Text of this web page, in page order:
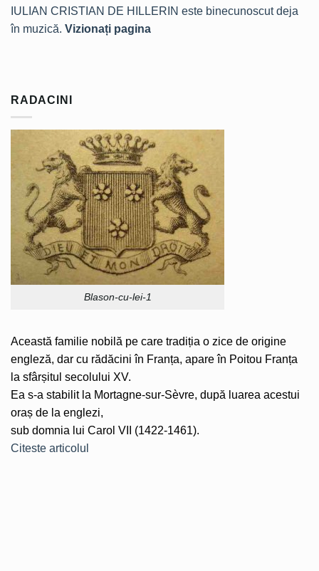
IULIAN CRISTIAN DE HILLERIN este binecunoscut deja
în muzică. Vizionați pagina
RADACINI
Blason-cu-lei-1
Această familie nobilă pe care tradiția o zice de origine
engleză, dar cu rădăcini în Franța, apare în Poitou Franța
la sfârșitul secolului XV.
Ea s-a stabilit la Mortagne-sur-Sèvre, după luarea acestui
oraș de la englezi,
sub domnia lui Carol VII (1422-1461).
Citeste articolul